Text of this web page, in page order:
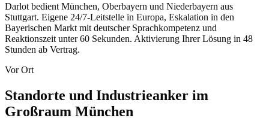
Darlot bedient München, Oberbayern und Niederbayern aus
Stuttgart. Eigene 24/7-Leitstelle in Europa, Eskalation in den
Bayerischen Markt mit deutscher Sprachkompetenz und
Reaktionszeit unter 60 Sekunden. Aktivierung Ihrer Lösung in 48
Stunden ab Vertrag.
Vor Ort
Standorte und Industrieanker im
Großraum München